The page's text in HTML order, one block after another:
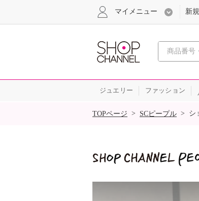
マイメニュー 新
ジュエリー ファッション
SALE
TOPページ > SCピープル > シ